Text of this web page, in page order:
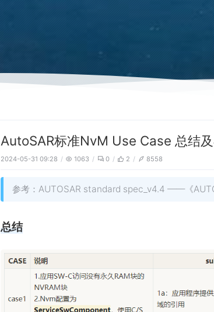
AutoSAR标准NvM Use Case 总结
2024-05-31 09:28 1063 0 2 8558
参考：AUTOSAR standard spec_v4.4 ——《
总结